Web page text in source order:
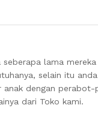
lama
selain itu
anak dengan
dari Toko kami.